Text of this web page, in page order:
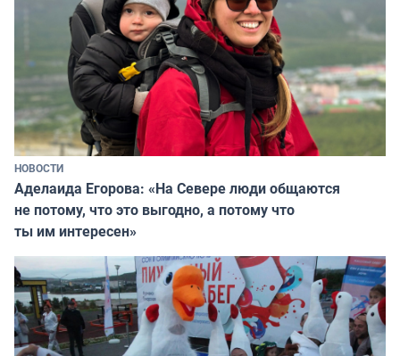
НОВОСТИ
Аделаида Егорова: «На Севере люди общаются
не потому, что это выгодно, а потому что
ты им интересен»